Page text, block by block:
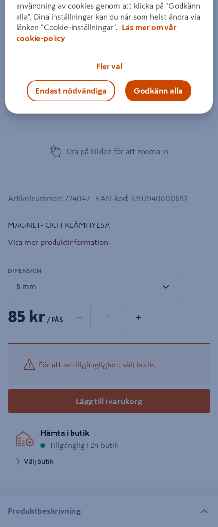
Dra på bilden för att zooma in
Artikelnummer: 724047 EAN-kod: 7393940000692
MAGNET- OCH KLÄMHYLSA
Visa mer produktinformation
DIMENSION
85 kr / PÅS − +
För att se tillgänglighet, välj butik.
Lägg till i varukorg
Hämta i butik
Tillgänglig i 24 butik
Välj butik
Produktbeskrivning
användning av cookies genom att klicka på "Godkänn
alla". Dina inställningar kan du när som helst ändra via
länken "Cookie-inställningar".
Läs mer om vår
cookie-policy
Fler val
Endast nödvändiga Godkänn alla